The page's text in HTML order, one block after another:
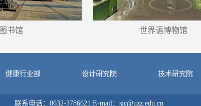
图书馆 世界语博物馆
健康行业部 设计研究院 技术研究院
联系电话：0632-3786621 E-mail：sjc@uzz.edu.cn